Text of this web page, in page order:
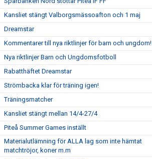
Kansliet stängt Valborgsmässoafton och 1 maj
Dreamstar
Kommentarer till nya riktlinjer för barn och ungdom!
Nya riktlinjer Barn och Ungdomsfotboll
Rabatthäftet Dreamstar
Strömbacka klar för träning igen!
Träningsmatcher
Kansliet stängt mellan 14/4-27/4
Piteå Summer Games inställt
Materialutlämning för ALLA lag som inte hämtat
matchtröjor, koner m.m